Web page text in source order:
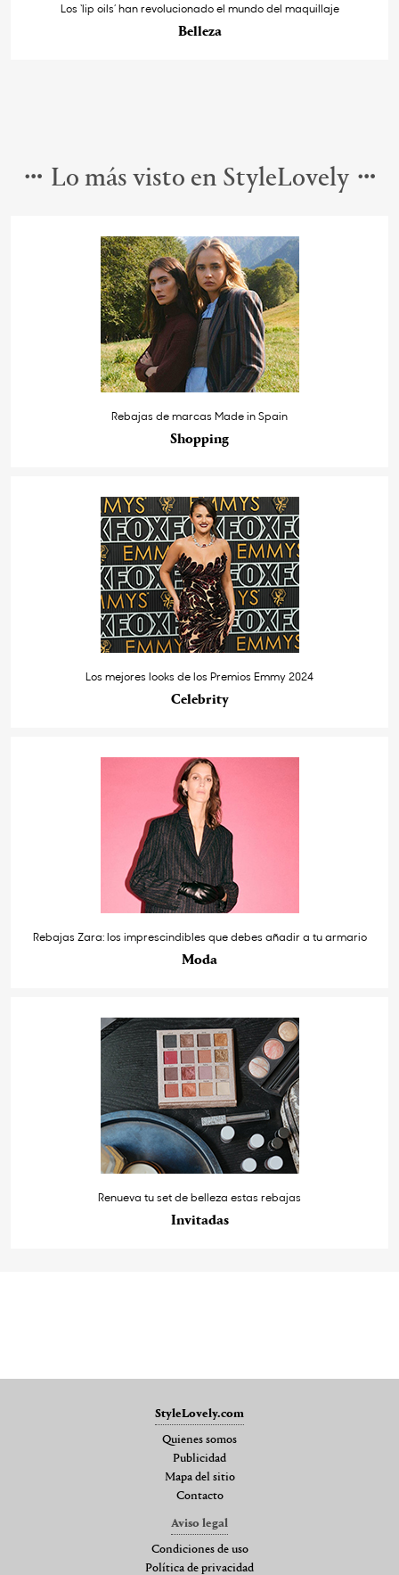
Los ‘lip oils’ han revolucionado el mundo del maquillaje
Belleza
Lo más visto en StyleLovely
Rebajas de marcas Made in Spain
Shopping
Los mejores looks de los Premios Emmy 2024
Celebrity
Rebajas Zara: los imprescindibles que debes añadir a tu armario
Moda
Renueva tu set de belleza estas rebajas
Invitadas
StyleLovely.com
Quienes somos
Publicidad
Mapa del sitio
Contacto
Aviso legal
Condiciones de uso
Política de privacidad